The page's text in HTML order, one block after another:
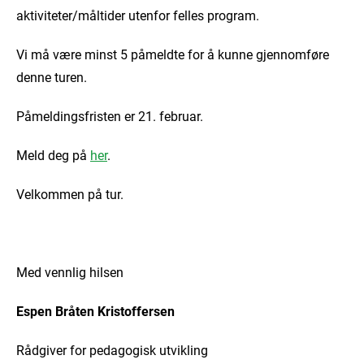
aktiviteter/måltider utenfor felles program.
Vi må være minst 5 påmeldte for å kunne gjennomføre
denne turen.
Påmeldingsfristen er 21. februar.
Meld deg på her.
Velkommen på tur.
Med vennlig hilsen
Espen Bråten Kristoffersen
Rådgiver for pedagogisk utvikling